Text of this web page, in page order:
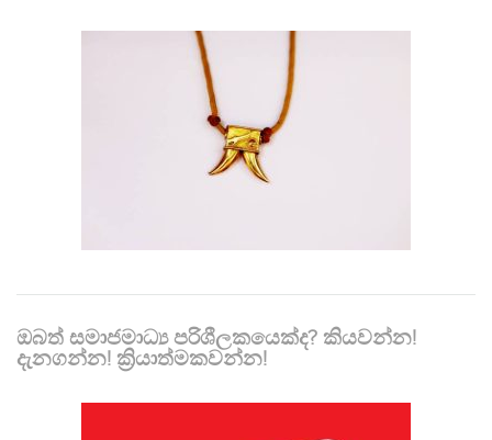
ඔබත් සමාජමාධ්‍ය පරිශීලකයෙක්ද? කියවන්න!
දැනගන්න! ක්‍රියාත්මකවන්න!